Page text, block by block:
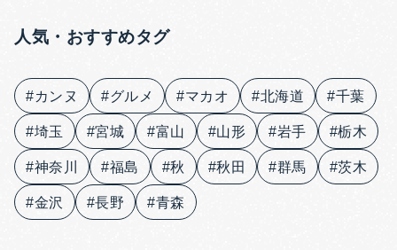
人気・おすすめタグ
#カンヌ #グルメ #マカオ #北海道 #千葉
#埼玉 #宮城 #富山 #山形 #岩手 #栃木
#神奈川 #福島 #秋 #秋田 #群馬 #茨木
#金沢 #長野 #青森